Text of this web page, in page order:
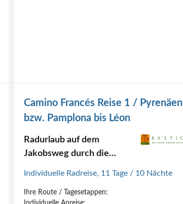
Camino Francés Reise 1 / Pyrenäen
bzw. Pamplona bis Léon
Radurlaub auf dem
Jakobsweg durch die
und Rioja sowie die
Individuelle Radreise, 11 Tage / 10 Nächte
Ihre Route / Tagesetappen: